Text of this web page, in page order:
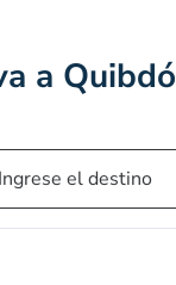
a Quibdó